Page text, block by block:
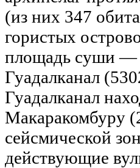
(из них 347
гористых
площадь суши —
Гуадалканaл
Гуадалканaл
Макаракомбуру
сейсмической
действующие